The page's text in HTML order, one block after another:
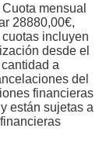
mensual
28880,00€,
incluyen
desde el
a
del
financieras
están sujetas a